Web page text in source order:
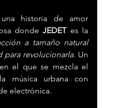
historia de amor
donde JEDET
a tamaño natural
revolucionarla. Un
el que se mezcla el
música urbana con
electrónica.